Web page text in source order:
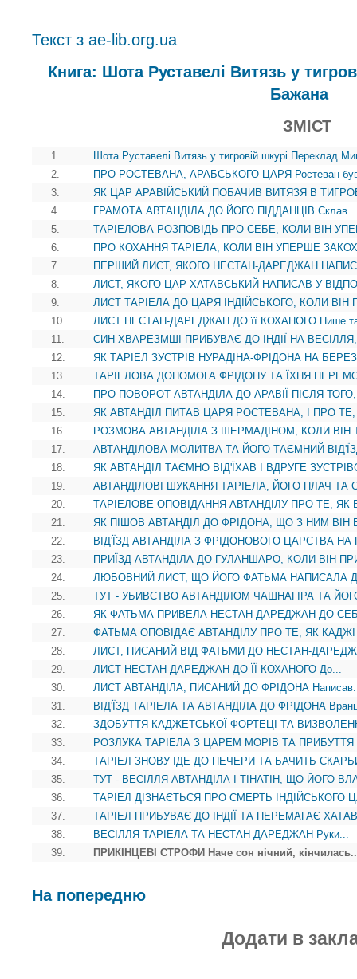
Текст з ae-lib.org.ua
Книга: Шота Руставелі Витязь у
Бажана
ЗМІСТ
1.
Шота Руставелі Витязь у тигровій шкурі Переклад
2.
ПРО РОСТЕВАНА, АРАБСЬКОГО ЦАРЯ Ростеван
3.
ЯК ЦАР АРАВІЙСЬКИЙ ПОБАЧИВ ВИТЯЗЯ В
4.
ГРАМОТА АВТАНДІЛА ДО ЙОГО ПІДДАНЦІВ Склав...
5.
ТАРІЕЛОВА РОЗПОВІДЬ ПРО СЕБЕ, КОЛИ ВІН
6.
ПРО КОХАННЯ ТАРІЕЛА, КОЛИ ВІН УПЕРШЕ
7.
ПЕРШИЙ ЛИСТ, ЯКОГО НЕСТАН-ДАРЕДЖАН
8.
ЛИСТ, ЯКОГО ЦАР ХАТАВСЬКИЙ НАПИСАВ У
9.
ЛИСТ ТАРІЕЛА ДО ЦАРЯ ІНДІЙСЬКОГО, КОЛИ ВІН
10.
ЛИСТ НЕСТАН-ДАРЕДЖАН ДО її КОХАНОГО Пише
11.
СИН ХВАРЕЗМШІ ПРИБУВАЄ ДО ІНДІЇ НА
12.
ЯК ТАРІЕЛ ЗУСТРІВ НУРАДІНА-ФРІДОНА НА
13.
ТАРІЕЛОВА ДОПОМОГА ФРІДОНУ ТА ЇХНЯ
14.
ПРО ПОВОРОТ АВТАНДІЛА ДО АРАВІЇ ПІСЛЯ
15.
ЯК АВТАНДІЛ ПИТАВ ЦАРЯ РОСТЕВАНА, І ПРО
16.
РОЗМОВА АВТАНДІЛА З ШЕРМАДІНОМ, КОЛИ ВІН
17.
АВТАНДІЛОВА МОЛИТВА ТА ЙОГО ТАЄМНИЙ
18.
ЯК АВТАНДІЛ ТАЄМНО ВІД'ЇХАВ І ВДРУГЕ
19.
АВТАНДІЛОВІ ШУКАННЯ ТАРІЕЛА, ЙОГО ПЛАЧ ТА
20.
ТАРІЕЛОВЕ ОПОВІДАННЯ АВТАНДІЛУ ПРО ТЕ, ЯК
21.
ЯК ПІШОВ АВТАНДІЛ ДО ФРІДОНА, ЩО З НИМ ВІН
22.
ВІД'ЇЗД АВТАНДІЛА З ФРІДОНОВОГО ЦАРСТВА
23.
ПРИЇЗД АВТАНДІЛА ДО ГУЛАНШАРО, КОЛИ ВІН
24.
ЛЮБОВНИЙ ЛИСТ, ЩО ЙОГО ФАТЬМА НАПИСАЛА
25.
ТУТ - УБИВСТВО АВТАНДІЛОМ ЧАШНАГІРА ТА
26.
ЯК ФАТЬМА ПРИВЕЛА НЕСТАН-ДАРЕДЖАН ДО
27.
ФАТЬМА ОПОВІДАЄ АВТАНДІЛУ ПРО ТЕ, ЯК
28.
ЛИСТ, ПИСАНИЙ ВІД ФАТЬМИ ДО НЕСТАН-
29.
ЛИСТ НЕСТАН-ДАРЕДЖАН ДО ЇЇ КОХАНОГО До...
30.
ЛИСТ АВТАНДІЛА, ПИСАНИЙ ДО ФРІДОНА
31.
ВІД'ЇЗД ТАРІЕЛА ТА АВТАНДІЛА ДО ФРІДОНА
32.
ЗДОБУТТЯ КАДЖЕТСЬКОЇ ФОРТЕЦІ ТА
33.
РОЗЛУКА ТАРІЕЛА З ЦАРЕМ МОРІВ ТА
34.
ТАРІЕЛ ЗНОВУ ІДЕ ДО ПЕЧЕРИ ТА БАЧИТЬ
35.
ТУТ - ВЕСІЛЛЯ АВТАНДІЛА І ТІНАТІН, ЩО ЙОГО
36.
ТАРІЕЛ ДІЗНАЄТЬСЯ ПРО СМЕРТЬ ІНДІЙСЬКОГО
37.
ТАРІЕЛ ПРИБУВАЄ ДО ІНДІЇ ТА ПЕРЕМАГАЄ
38.
ВЕСІЛЛЯ ТАРІЕЛА ТА НЕСТАН-ДАРЕДЖАН Руки...
39.
ПРИКІНЦЕВІ СТРОФИ Наче сон нічний,
На попередню
Додати в